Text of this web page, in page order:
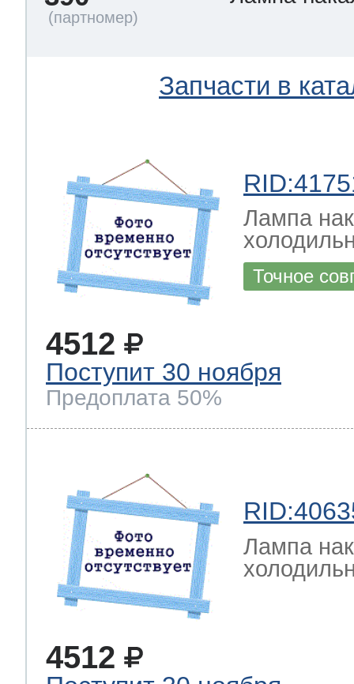
Запчасти в
Лампа
Точное
4512
Поступит 30 ноября
Предоплата 50%
Лампа
4512